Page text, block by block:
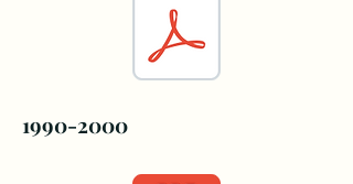
1990-2000